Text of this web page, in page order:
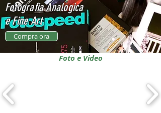
FotografiaAnalogica
e Fine Art
Compra ora
Foto e Video